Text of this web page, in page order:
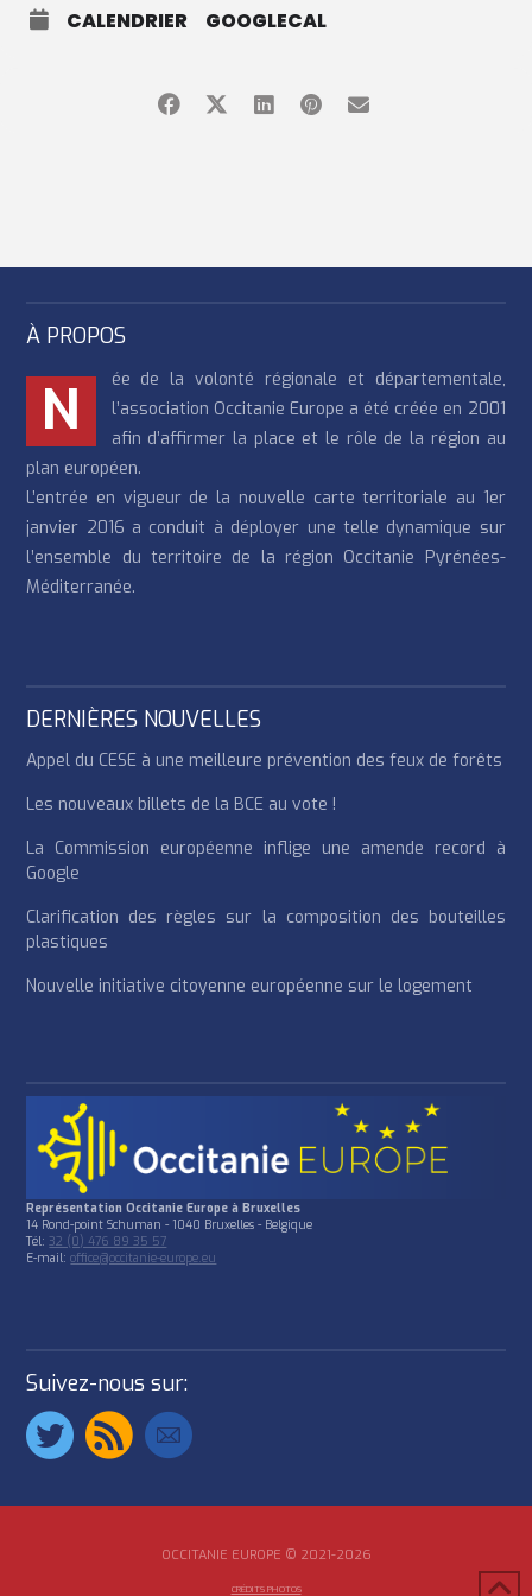
CALENDRIER GOOGLECAL
À PROPOS
N
ée de la volonté régionale et départementale,
l’association Occitanie Europe a été créée en 2001
afin d’affirmer la place et le rôle de la région au
plan européen.
L’entrée en vigueur de la nouvelle carte territoriale au 1er
janvier 2016 a conduit à déployer une telle dynamique sur
l’ensemble du territoire de la région Occitanie Pyrénées-
Méditerranée.
DERNIÈRES NOUVELLES
Appel du CESE à une meilleure prévention des feux de forêts
Les nouveaux billets de la BCE au vote !
La Commission européenne inflige une amende record à
Google
Clarification des règles sur la composition des bouteilles
plastiques
Nouvelle initiative citoyenne européenne sur le logement
Représentation Occitanie Europe à Bruxelles
14 Rond-point Schuman - 1040 Bruxelles - Belgique
Tél:32 (0) 476 89 35 57
E-mail:office@occitanie-europe.eu
Suivez-nous sur:
OCCITANIE EUROPE © 2021-2026
CRÉDITS PHOTOS